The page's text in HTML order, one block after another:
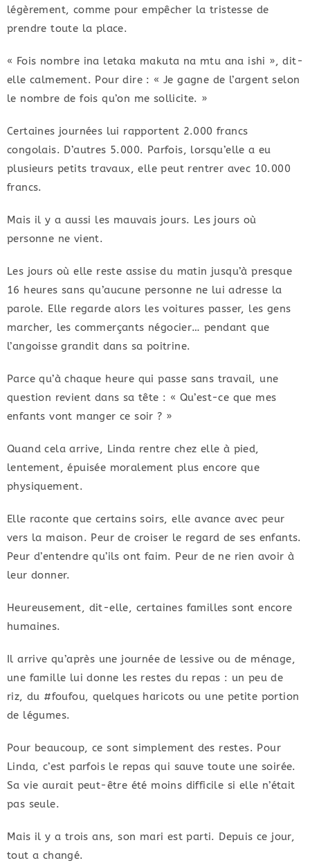
légèrement, comme pour empêcher la tristesse de
prendre toute la place.
« Fois nombre ina letaka makuta na mtu ana ishi », dit-
elle calmement. Pour dire : « Je gagne de l’argent selon
le nombre de fois qu’on me sollicite. »
Certaines journées lui rapportent 2.000 francs
congolais. D’autres 5.000. Parfois, lorsqu’elle a eu
plusieurs petits travaux, elle peut rentrer avec 10.000
francs.
Mais il y a aussi les mauvais jours. Les jours où
personne ne vient.
Les jours où elle reste assise du matin jusqu’à presque
16 heures sans qu’aucune personne ne lui adresse la
parole. Elle regarde alors les voitures passer, les gens
marcher, les commerçants négocier… pendant que
l’angoisse grandit dans sa poitrine.
Parce qu’à chaque heure qui passe sans travail, une
question revient dans sa tête : « Qu’est-ce que mes
enfants vont manger ce soir ? »
Quand cela arrive, Linda rentre chez elle à pied,
lentement, épuisée moralement plus encore que
physiquement.
Elle raconte que certains soirs, elle avance avec peur
vers la maison. Peur de croiser le regard de ses enfants.
Peur d’entendre qu’ils ont faim. Peur de ne rien avoir à
leur donner.
Heureusement, dit-elle, certaines familles sont encore
humaines.
Il arrive qu’après une journée de lessive ou de ménage,
une famille lui donne les restes du repas : un peu de
riz, du #foufou, quelques haricots ou une petite portion
de légumes.
Pour beaucoup, ce sont simplement des restes. Pour
Linda, c’est parfois le repas qui sauve toute une soirée.
Sa vie aurait peut-être été moins difficile si elle n’était
pas seule.
Mais il y a trois ans, son mari est parti. Depuis ce jour,
tout a changé.